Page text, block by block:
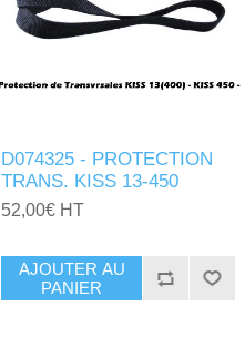
D074325 - PROTECTION
TRANS. KISS 13-450
52,00€ HT
AJOUTER AU
PANIER